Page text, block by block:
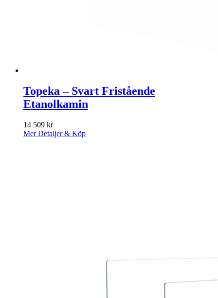
Topeka – Svart Fristående
Etanolkamin
14 509 kr
Mer Detaljer & Köp